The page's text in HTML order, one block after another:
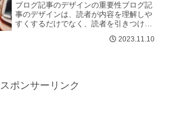
ブログ記事のデザインの重要性ブログ記
事のデザインは、読者が内容を理解しや
すくするだけでなく、読者を引きつけ、
ます。以下では、ブログ記事に求めら
2023.11.10
スポンサーリンク